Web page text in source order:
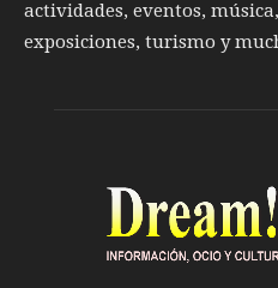
actividades, eventos,
exposiciones, turismo y